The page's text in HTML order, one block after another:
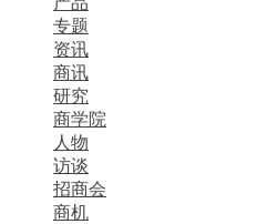
专题
资讯
商讯
研究
商学院
人物
访谈
招商会
商机